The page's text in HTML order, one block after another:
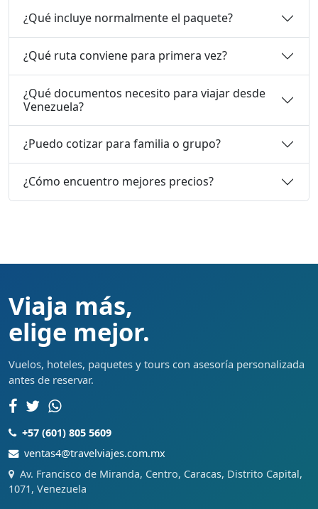
¿Qué incluye normalmente el paquete?
¿Qué ruta conviene para primera vez?
¿Qué documentos necesito para viajar desde
Venezuela?
¿Puedo cotizar para familia o grupo?
¿Cómo encuentro mejores precios?
Viaja más,
elige mejor.
Vuelos, hoteles, paquetes y tours con asesoría personalizada
antes de reservar.
+57 (601) 805 5609
ventas4@travelviajes.com.mx
Av. Francisco de Miranda, Centro, Caracas, Distrito Capital,
1071, Venezuela